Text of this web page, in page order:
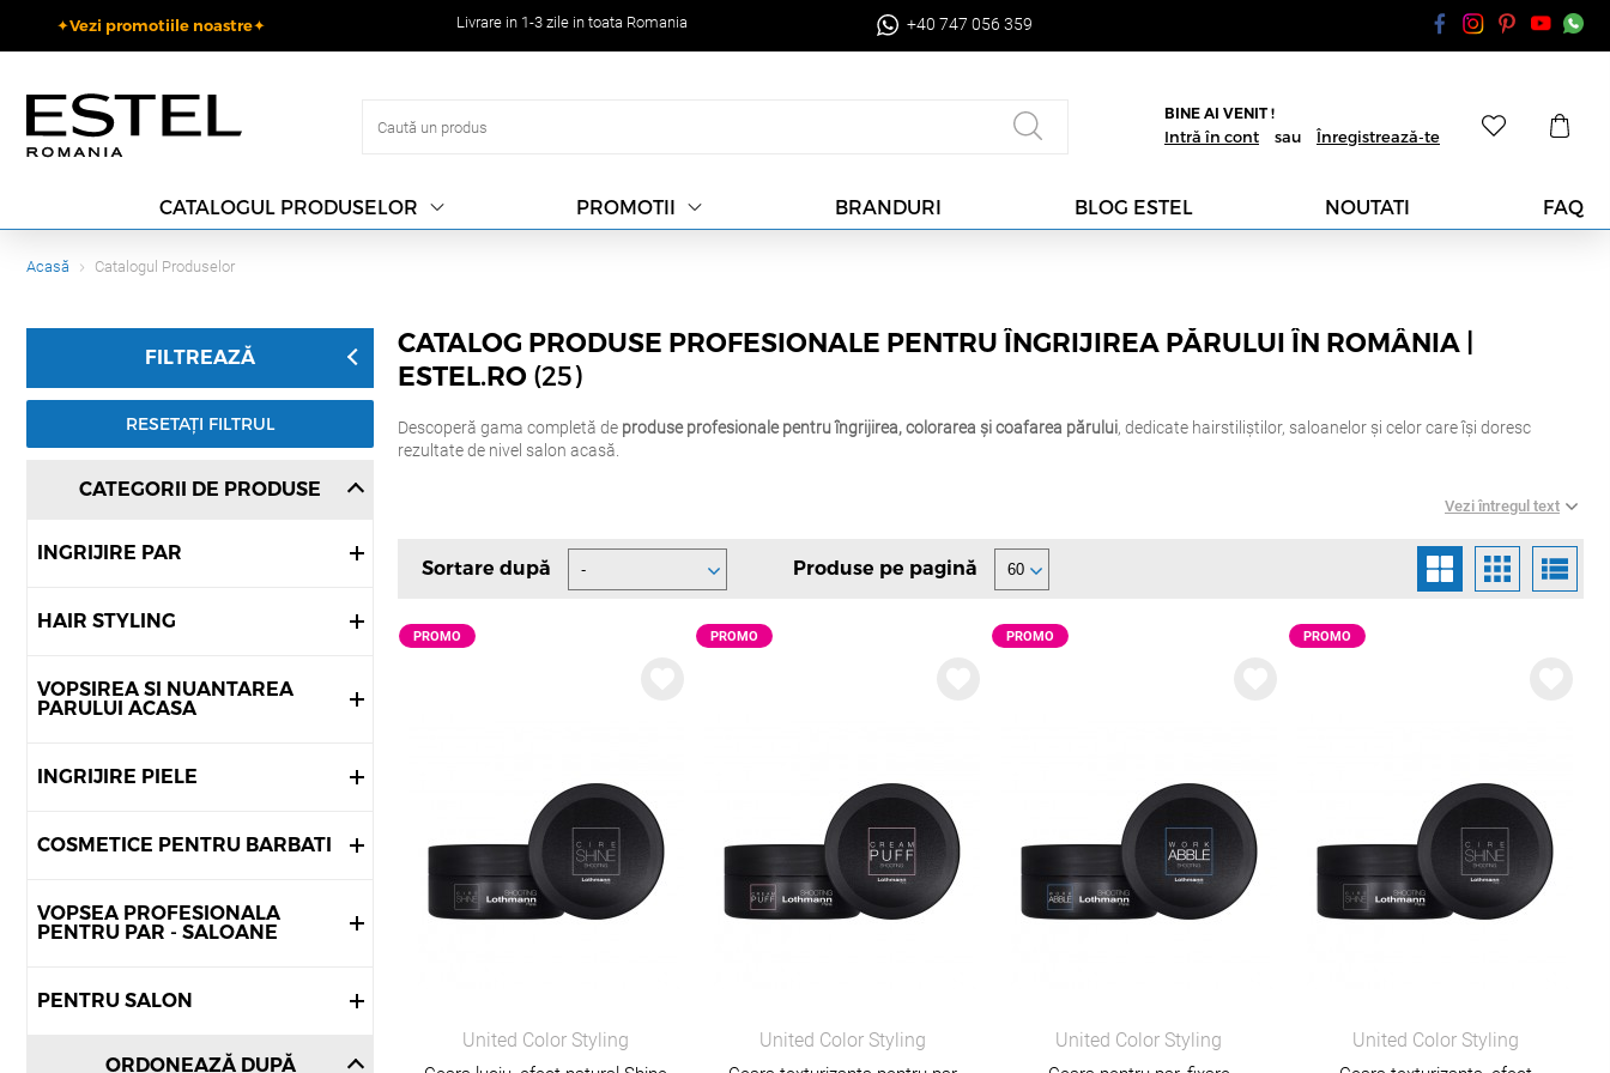
✦Vezi promotiile noastre✦ Livrare in 1-3 zile in toata Romania +40 747 056 359
BINE AI VENIT !
Intră în cont sau Înregistrează-te
CATALOGUL PRODUSELOR PROMOTII BRANDURI BLOG ESTEL NOUTATI FAQ
Acasă Catalogul Produselor
FILTREAZĂ
RESETAȚI FILTRUL
CATEGORII DE PRODUSE
INGRIJIRE PAR
HAIR STYLING
VOPSIREA SI NUANTAREA
PARULUI ACASA
INGRIJIRE PIELE
COSMETICE PENTRU BARBATI
VOPSEA PROFESIONALA
PENTRU PAR - SALOANE
PENTRU SALON
ORDONEAZĂ DUPĂ
CATALOG PRODUSE PROFESIONALE PENTRU ÎNGRIJIREA PĂRULUI ÎN ROMÂNIA |
ESTEL.RO (25)
Descoperă gama completă de produse profesionale pentru îngrijirea, colorarea și coafarea părului, dedicate hairstiliștilor, saloanelor și celor care își doresc
rezultate de nivel salon acasă.
vopsea profesională pentru rezultate precise și culori de durată
produse de îngrijire (șampoane, măști, tratamente) pentru sănătatea firului de păr
produse de styling pentru volum, fixare și textură naturală
✔ protecția firului de păr în timpul proceselor chimice
PENTRU HAIRSTILIȘTI ȘI SALOANE
Estel.ro oferăcondiții speciale pentru profesioniști:
acces la game profesionale și lansări noi
Vezi întregul text
Sortare după Produse pe pagină
United Color Styling
PROMO
United Color Styling
PROMO
United Color Styling
PROMO
United Color Styling
PROMO